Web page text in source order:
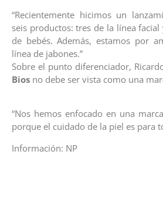
“Recientemente hicimos un
seis productos: tres de la línea
de bebés. Además, estamos por
línea de jabones.”
Sobre el punto diferenciador,
Bios no debe ser vista como una
“Nos hemos enfocado en una
porque el cuidado de la piel es para
Información: NP